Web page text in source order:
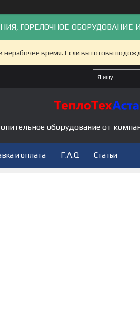
ГОРЕЛОЧНОЕ ОБОРУДОВАНИЕ
нерабочее время. Если вы готовы
оборудование от
и оплата F.A.Q Статьи